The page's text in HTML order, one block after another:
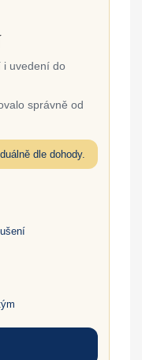
i uvedení do
správně od
dle dohody.